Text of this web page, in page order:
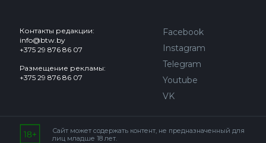
Контакты редакции:
info@btw.by
+375 29 876 86 07
Размещение рекламы:
+375 29 876 86 07
Facebook
Instagram
Telegram
Youtube
VK
Сайт может содержать контент, не предназначенный для
лиц младше 18 лет.